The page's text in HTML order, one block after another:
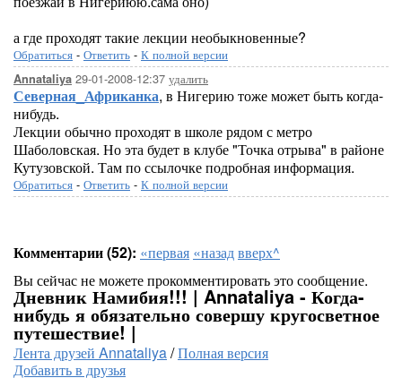
а где проходят такие лекции необыкновенные?
Обратиться - Ответить - К полной версии
Annataliya 29-01-2008-12:37 удалить
Северная_Африканка, в Нигерию тоже может быть когда-
нибудь.
Лекции обычно проходят в школе рядом с метро
Шаболовская. Но эта будет в клубе "Точка отрыва" в районе
Кутузовской. Там по ссылочке подробная информация.
Обратиться - Ответить - К полной версии
Комментарии (52): «первая «назадвверх^
Вы сейчас не можете прокомментировать это сообщение.
Дневник Намибия!!! | Annataliya - Когда-
нибудь я обязательно совершу кругосветное
путешествие! |
Лента друзей Annataliya/Полная версия
Добавить в друзья